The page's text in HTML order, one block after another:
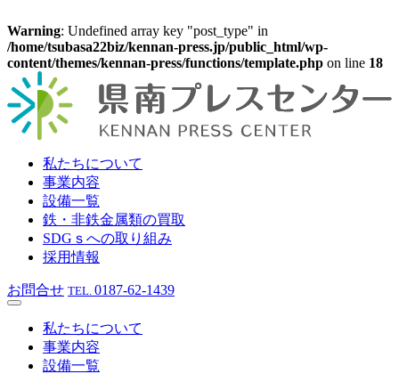
Warning: Undefined array key "post_type" in
/home/tsubasa22biz/kennan-press.jp/public_html/wp-
content/themes/kennan-press/functions/template.php on line 18
私たちについて
事業内容
設備一覧
鉄・非鉄金属類の買取
SDGｓへの取り組み
採用情報
お問合せ TEL. 0187-62-1439
私たちについて
事業内容
設備一覧